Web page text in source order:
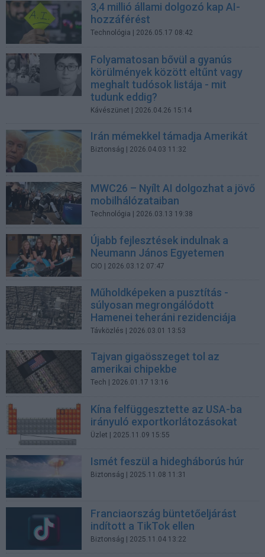
3,4 millió állami dolgozó kap AI-
hozzáférést
Technológia | 2026.05.17 08:42
Folyamatosan bővül a gyanús
körülmények között eltűnt vagy
meghalt tudósok listája - mit
tudunk eddig?
Kávészünet | 2026.04.26 15:14
Irán mémekkel támadja Amerikát
Biztonság | 2026.04.03 11:32
MWC26 – Nyílt AI dolgozhat a jövő
mobilhálózataiban
Technológia | 2026.03.13 19:38
Újabb fejlesztések indulnak a
Neumann János Egyetemen
CIO | 2026.03.12 07:47
Műholdképeken a pusztítás -
súlyosan megrongálódott
Hamenei teheráni rezidenciája
Távközlés | 2026.03.01 13:53
Tajvan gigaösszeget tol az
amerikai chipekbe
Tech | 2026.01.17 13:16
Kína felfüggesztette az USA-ba
irányuló exportkorlátozásokat
Üzlet | 2025.11.09 15:55
Ismét feszül a hidegháborús húr
Biztonság | 2025.11.08 11:31
Franciaország büntetőeljárást
indított a TikTok ellen
Biztonság | 2025.11.04 13:22